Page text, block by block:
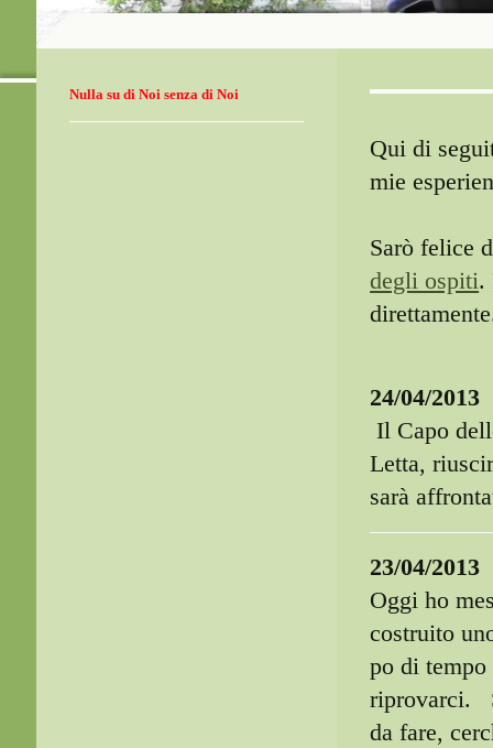
Qui di
mie
Sarò felice
degli ospiti.
24/04/2013
Il Capo
Letta,
sarà
23/04/2013
Oggi ho
costruito
po di
riprovarci.
da fare,
Nulla su di Noi senza di Noi